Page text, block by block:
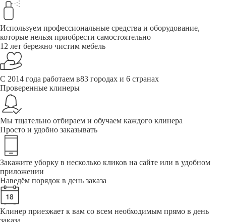
Используем профессиональные средства и оборудование,
которые нельзя приобрести самостоятельно
12 лет бережно чистим мебель
С 2014 года работаем в83 городах и 6 странах
Проверенные клинеры
Мы тщательно отбираем и обучаем каждого клинера
Просто и удобно заказывать
Закажите уборку в несколько кликов на сайте или в удобном
приложении
Наведём порядок в день заказа
Клинер приезжает к вам со всем необходимым прямо в день
заказа